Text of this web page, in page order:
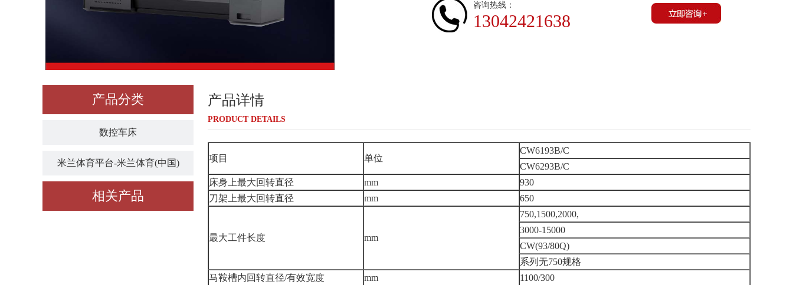
咨询热线：
13042421638
产品分类
数控车床
米兰体育平台-米兰体育(中国)
相关产品
产品详情
PRODUCT DETAILS
项目 单位
CW6193B/C
CW6293B/C
床身上最大回转直径
mm
930
刀架上最大回转直径
mm 650
最大工件长度 mm
750,1500,2000,
3000-15000
CW(93/80Q)
系列无750规格
马鞍槽内回转直径/有效宽度
mm
1100/300